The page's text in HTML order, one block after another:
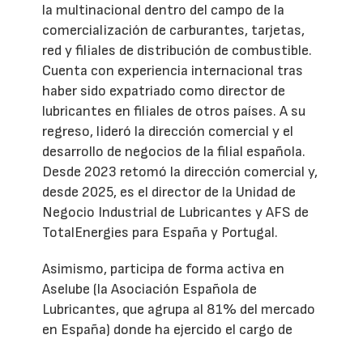
la multinacional dentro del campo de la
comercialización de carburantes, tarjetas,
red y filiales de distribución de combustible.
Cuenta con experiencia internacional tras
haber sido expatriado como director de
lubricantes en filiales de otros países. A su
regreso, lideró la dirección comercial y el
desarrollo de negocios de la filial española.
Desde 2023 retomó la dirección comercial y,
desde 2025, es el director de la Unidad de
Negocio Industrial de Lubricantes y AFS de
TotalEnergies para España y Portugal.
Asimismo, participa de forma activa en
Aselube (la Asociación Española de
Lubricantes, que agrupa al 81% del mercado
en España) donde ha ejercido el cargo de